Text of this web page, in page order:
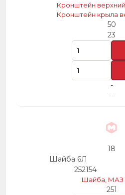
Кронштейн
Кронштейн крыла
50
23
-
-
18
Шайба 6Л
252154
Шайба,
251